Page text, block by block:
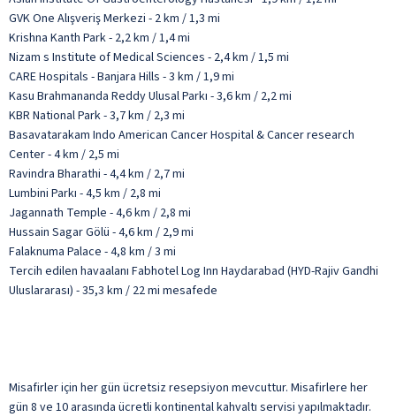
GVK One Alışveriş Merkezi - 2 km / 1,3 mi
Krishna Kanth Park - 2,2 km / 1,4 mi
Nizam s Institute of Medical Sciences - 2,4 km / 1,5 mi
CARE Hospitals - Banjara Hills - 3 km / 1,9 mi
Kasu Brahmananda Reddy Ulusal Parkı - 3,6 km / 2,2 mi
KBR National Park - 3,7 km / 2,3 mi
Basavatarakam Indo American Cancer Hospital & Cancer research
Center - 4 km / 2,5 mi
Ravindra Bharathi - 4,4 km / 2,7 mi
Lumbini Parkı - 4,5 km / 2,8 mi
Jagannath Temple - 4,6 km / 2,8 mi
Hussain Sagar Gölü - 4,6 km / 2,9 mi
Falaknuma Palace - 4,8 km / 3 mi
Tercih edilen havaalanı Fabhotel Log Inn Haydarabad (HYD-Rajiv Gandhi
Uluslararası) - 35,3 km / 22 mi mesafede
Misafirler için her gün ücretsiz resepsiyon mevcuttur. Misafirlere her
gün 8 ve 10 arasında ücretli kontinental kahvaltı servisi yapılmaktadır.